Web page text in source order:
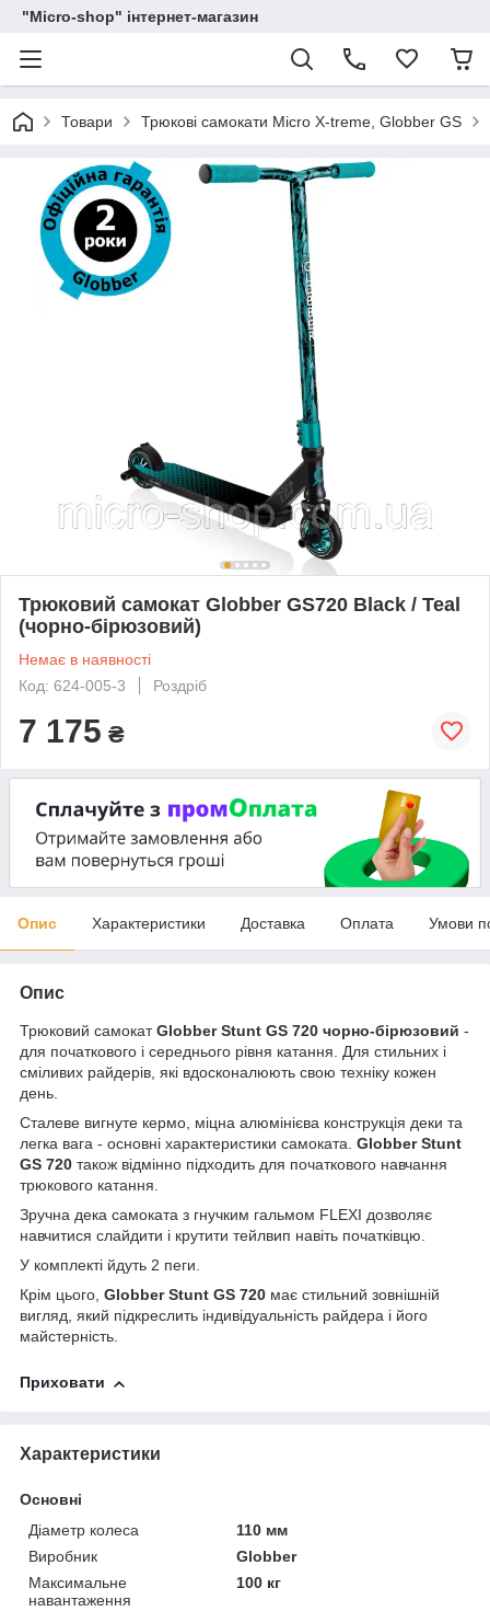
"Micro-shop" інтернет-магазин
Товари Трюкові самокати Micro X-treme, Globber GS
Трюковий самокат Globber GS720 Black / Teal
(чорно-бірюзовий)
Немає в наявності
Код: 624-005-3
Роздріб
7 175 ₴
Опис Характеристики Доставка Оплата Умови
Опис
Трюковий самокатGlobber Stunt GS 720 чорно-бірюзовий -
для початкового і середнього рівня катання. Для стильних і
сміливих райдерів, які вдосконалюють свою техніку кожен
день.
Сталеве вигнуте кермо, міцна алюмінієва конструкція деки та
легка вага - основні характеристики самоката. Globber Stunt
GS 720 також відмінно підходить для початкового навчання
трюкового катання.
Зручна дека самоката з гнучким гальмом FLEXI дозволяє
навчитися слайдити і крутити тейлвип навіть початківцю.
У комплекті йдуть 2 пеги.
Крім цього, Globber Stunt GS 720 має стильний зовнішній
вигляд, який підкреслить індивідуальність райдера і його
майстерність.
Приховати
Характеристики
Основні
Діаметр колеса
110 мм
Виробник
Globber
Максимальне
навантаження
100 кг